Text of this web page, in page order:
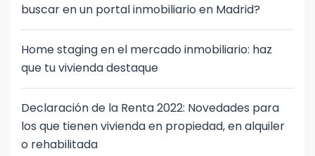
buscar en un portal inmobiliario en Madrid?
Home staging en el mercado inmobiliario: haz
que tu vivienda destaque
Declaración de la Renta 2022: Novedades para
los que tienen vivienda en propiedad, en alquiler
o rehabilitada